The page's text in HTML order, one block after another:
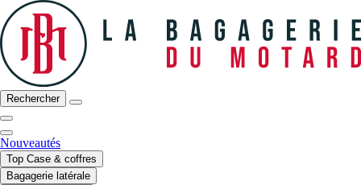
Rechercher
Nouveautés
Top Case & coffres
Bagagerie latérale